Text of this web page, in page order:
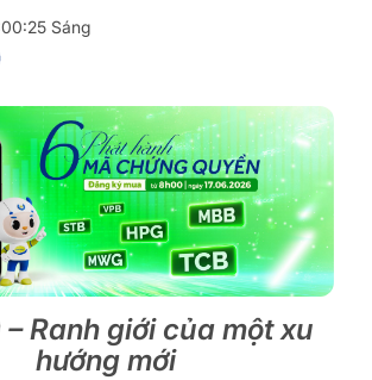
Sáng
Ranh giới của một xu
hướng mới